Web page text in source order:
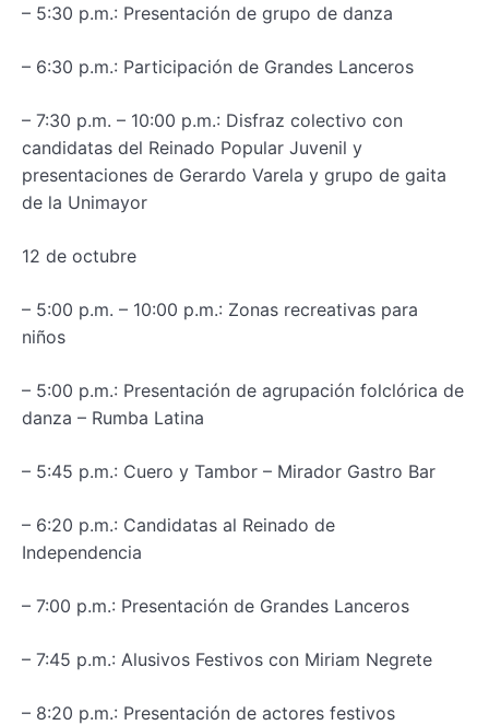
– 5:30 p.m.: Presentación de grupo de danza
– 6:30 p.m.: Participación de Grandes Lanceros
– 7:30 p.m. – 10:00 p.m.: Disfraz colectivo con
candidatas del Reinado Popular Juvenil y
presentaciones de Gerardo Varela y grupo de gaita
de la Unimayor
12 de octubre
– 5:00 p.m. – 10:00 p.m.: Zonas recreativas para
niños
– 5:00 p.m.: Presentación de agrupación folclórica de
danza – Rumba Latina
– 5:45 p.m.: Cuero y Tambor – Mirador Gastro Bar
– 6:20 p.m.: Candidatas al Reinado de
Independencia
– 7:00 p.m.: Presentación de Grandes Lanceros
– 7:45 p.m.: Alusivos Festivos con Miriam Negrete
– 8:20 p.m.: Presentación de actores festivos